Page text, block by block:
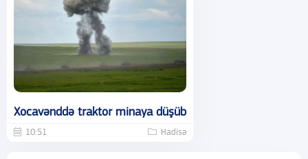
Xocavənddə traktor minaya düşüb
10:51 Hadisə